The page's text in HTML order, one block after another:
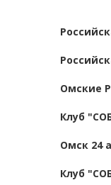
Омские
Клуб
Омск 24
Клуб